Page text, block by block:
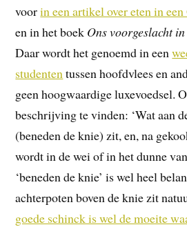
voorin een artikel over eten in
en in het boek Ons voorgeslacht
Daar wordt het genoemd in een
studententussen hoofdvlees en
geen hoogwaardige luxevoedsel.
beschrijving te vinden: ‘Wat aan
(beneden de knie) zit, en, na
wordt in de wei of in het dunne
‘beneden de knie’ is wel heel
achterpoten boven de knie zit
goede schinck is wel de moeite